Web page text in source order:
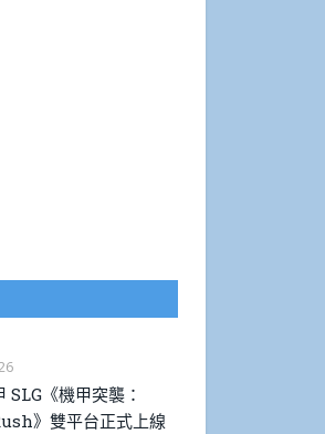
SLG《機甲突襲：
》雙平台正式上線